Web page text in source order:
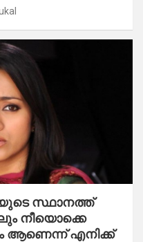
സ്ഥാനത്ത്
നീയൊക്കെ
ആണെന്ന് എനിക്ക്